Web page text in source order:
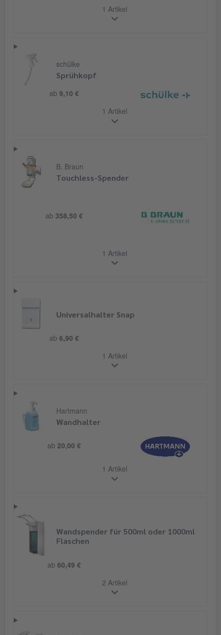
1 Artikel
schülke
Sprühkopf
ab 9,10 €
1 Artikel
B. Braun
Touchless-Spender
ab 358,50 €
1 Artikel
Universalhalter Snap
ab 6,90 €
1 Artikel
Hartmann
Wandhalter
ab 20,00 €
1 Artikel
Wandspender für 500ml oder 1000ml
Flaschen
ab 60,49 €
2 Artikel